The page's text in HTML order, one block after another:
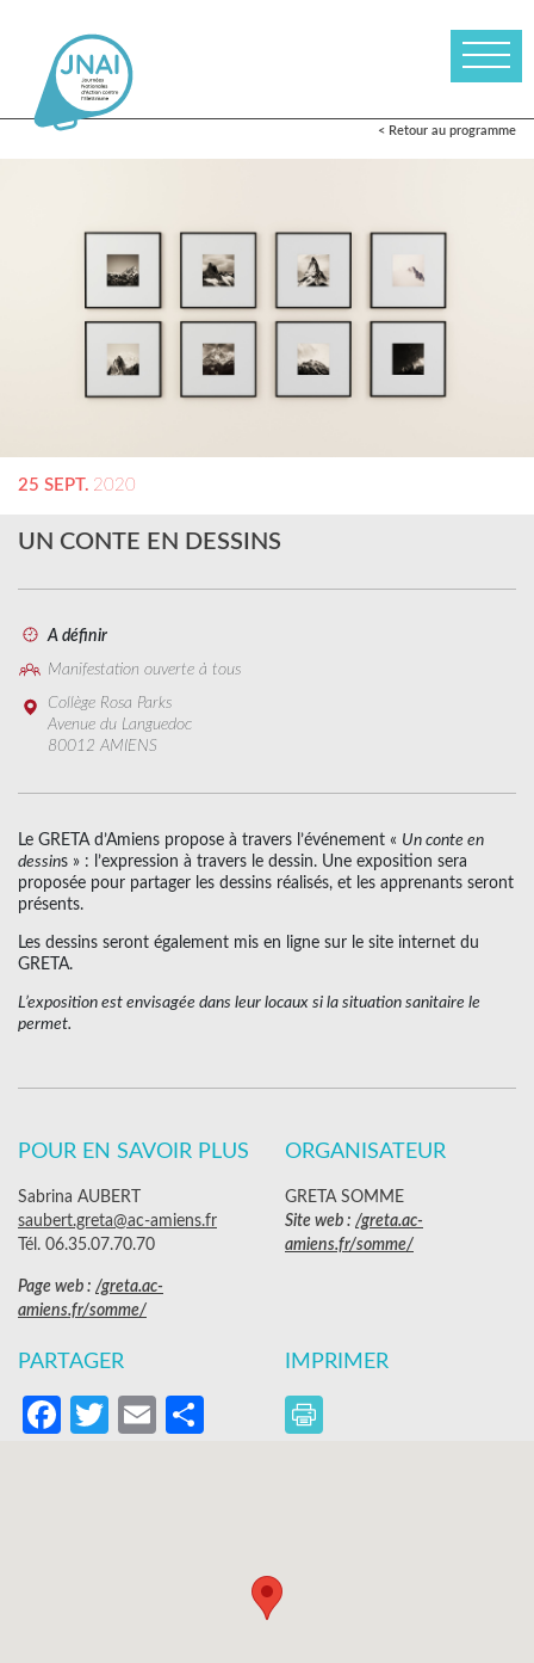
< Retour au programme
25 SEPT. 2020
UN CONTE EN DESSINS
A définir
Manifestation ouverte à tous
Collège Rosa Parks
Avenue du Languedoc
80012 AMIENS
Le GRETA d’Amiens propose à travers l’événement « Un conte en
dessins » : l’expression à travers le dessin. Une exposition sera
proposée pour partager les dessins réalisés, et les apprenants seront
présents.
Les dessins seront également mis en ligne sur le site internet du
GRETA.
L’exposition est envisagée dans leur locaux si la situation sanitaire le
permet.
POUR EN SAVOIR PLUS
Sabrina AUBERT
saubert.greta@ac-amiens.fr
Tél. 06.35.07.70.70
Page web : /greta.ac-
amiens.fr/somme/
ORGANISATEUR
GRETA SOMME
Site web : /greta.ac-
amiens.fr/somme/
PARTAGER
Facebook
Twitter
EmailPartager
IMPRIMER